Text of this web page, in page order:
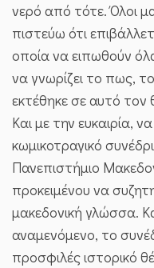
νερό από τότε. Όλοι
πιστεύω ότι
οποία να ειπωθούν
να γνωρίζει το πως,
εκτέθηκε σε αυτό τον
Και με την ευκαιρία,
κωμικοτραγικό
Πανεπιστήμιο
προκειμένου να
μακεδονική γλώσσα.
αναμενόμενο, το
προσφιλές ιστορικό